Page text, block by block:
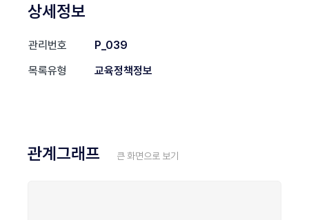
상세정보
관리번호
P_039
목록유형
교육정책정보
관계그래프 큰 화면으로 보기